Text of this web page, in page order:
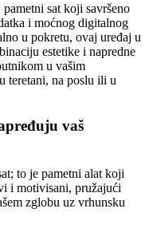
sat koji savršeno
i moćnog digitalnog
u pokretu, ovaj uređaj u
estetike i napredne
u vašim
teretani, na poslu ili u
vaš
to je pametni alat koji
i motivisani, pružajući
zglobu uz vrhunsku